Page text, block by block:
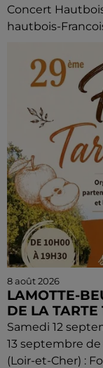
Concert
hautbois-
8 août 2026
LAMOTTE-
DE LA TARTE
Samedi 12
13 septembre
(Loir-et-Cher) :